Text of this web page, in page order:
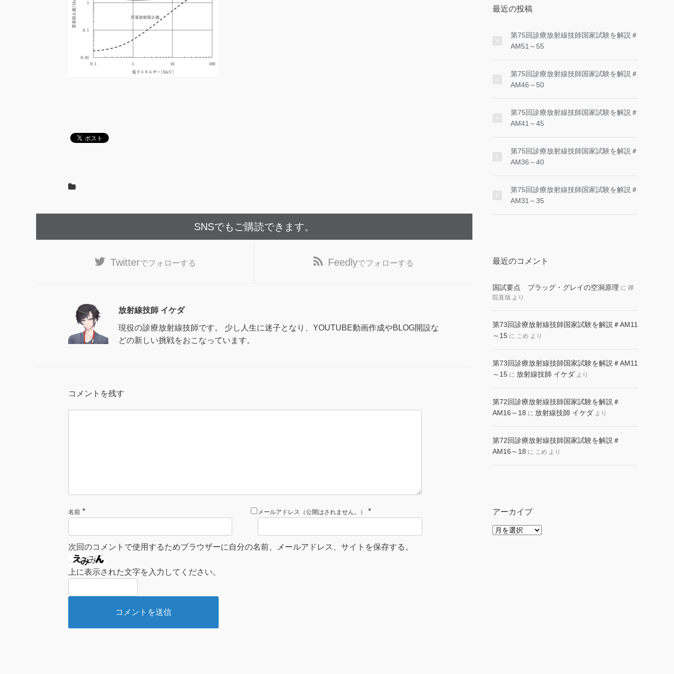
SNSでもご購読できます。
Twitterでフォローする Feedlyでフォローする
放射線技師 イケダ
現役の診療放射線技師です。 少し人生に迷子となり、YOUTUBE動画作成やBLOG開設な
どの新しい挑戦をおこなっています。
コメントを残す
名前 * メールアドレス（公開はされません。） *
次回のコメントで使用するためブラウザーに自分の名前、メールアドレス、サイトを保存する。
上に表示された文字を入力してください。
最近の投稿
第75回診療放射線技師国家試験を解説＃
AM51～55
第75回診療放射線技師国家試験を解説＃
AM46～50
第75回診療放射線技師国家試験を解説＃
AM41～45
第75回診療放射線技師国家試験を解説＃
AM36～40
第75回診療放射線技師国家試験を解説＃
AM31～35
最近のコメント
国試要点 ブラッグ・グレイの空洞原理 に 禪
院直哉 より
第73回診療放射線技師国家試験を解説＃AM11
～15 に こめ より
第73回診療放射線技師国家試験を解説＃AM11
～15 に 放射線技師 イケダ より
第72回診療放射線技師国家試験を解説＃
AM16～18 に 放射線技師 イケダ より
第72回診療放射線技師国家試験を解説＃
AM16～18 に こめ より
アーカイブ
ア